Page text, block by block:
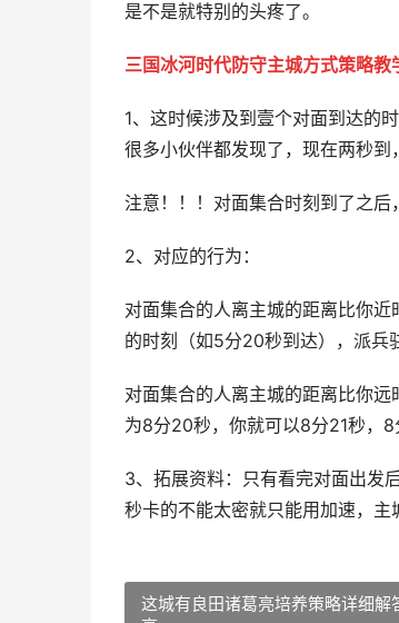
是不是就特别的头疼了。
三国冰河时代防守主城方式策略教
1、这时候涉及到壹个对面到达的
很多小伙伴都发现了，现在两秒到
注意！！！对面集合时刻到了之后
2、对应的行为：
对面集合的人离主城的距离比你
的时刻（如5分20秒到达），派兵
对面集合的人离主城的距离比你
为8分20秒，你就可以8分21秒，
3、拓展资料：只有看完对面出发
秒卡的不能太密就只能用加速，主
这城有良田诸葛亮培养策略详细解